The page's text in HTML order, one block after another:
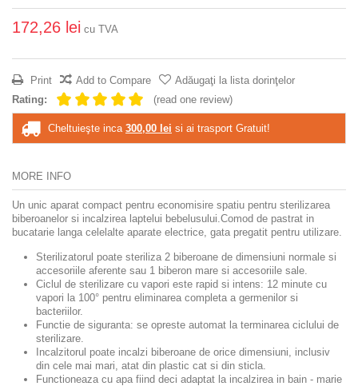
172,26 lei cu TVA
Print Add to Compare
Adăugaţi la lista dorinţelor
Rating:
(read one review)
Cheltuieşte inca 300,00 lei si ai trasport Gratuit!
MORE INFO
Un unic aparat compact pentru economisire spatiu pentru sterilizarea
biberoanelor si incalzirea laptelui bebelusului.Comod de pastrat in
bucatarie langa celelalte aparate electrice, gata pregatit pentru utilizare.
Sterilizatorul poate steriliza 2 biberoane de dimensiuni normale si
accesoriile aferente sau 1 biberon mare si accesoriile sale.
Ciclul de sterilizare cu vapori este rapid si intens: 12 minute cu
vapori la 100° pentru eliminarea completa a germenilor si
bacteriilor.
Functie de siguranta: se opreste automat la terminarea ciclului de
sterilizare.
Incalzitorul poate incalzi biberoane de orice dimensiuni, inclusiv
din cele mai mari, atat din plastic cat si din sticla.
Functioneaza cu apa fiind deci adaptat la incalzirea in bain - marie